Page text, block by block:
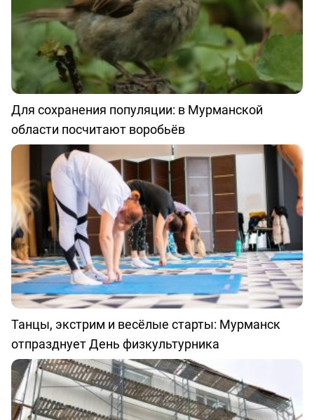
Для сохранения популяции: в Мурманской
области посчитают воробьёв
Танцы, экстрим и весёлые старты: Мурманск
отпразднует День физкультурника